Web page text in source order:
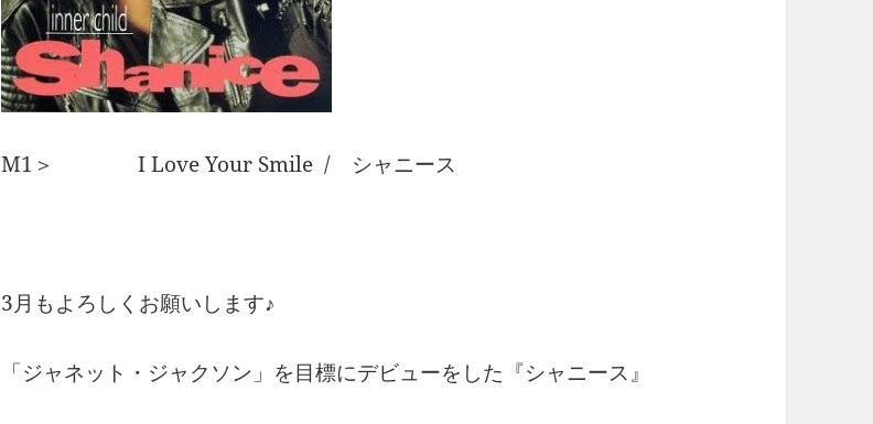
M1＞ I Love Your Smile / シャニース
3月もよろしくお願いします♪
「ジャネット・ジャクソン」を目標にデビューをした『シャニース』